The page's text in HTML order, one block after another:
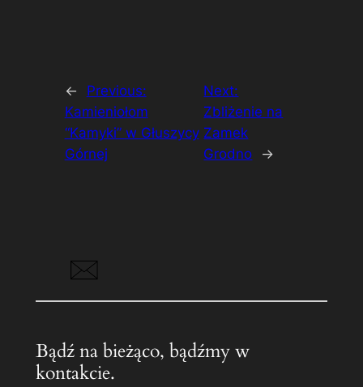
←
Previous:
Kamieniołom
“Kamyki” w Głuszycy
Górnej
Next:
Zbliżenie na
Zamek
Grodno
→
Bądź na bieżąco, bądźmy w
kontakcie.